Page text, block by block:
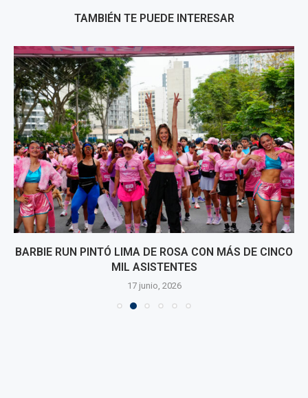
TAMBIÉN TE PUEDE INTERESAR
BARBIE RUN PINTÓ LIMA DE ROSA CON MÁS DE CINCO
MIL ASISTENTES
17 junio, 2026